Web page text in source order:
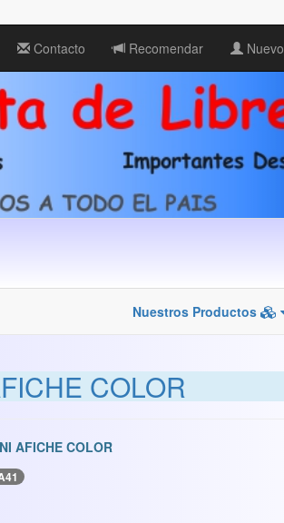
Contacto Recomendar Nuevo
Nuestros Productos
COLOR
AFICHE COLOR